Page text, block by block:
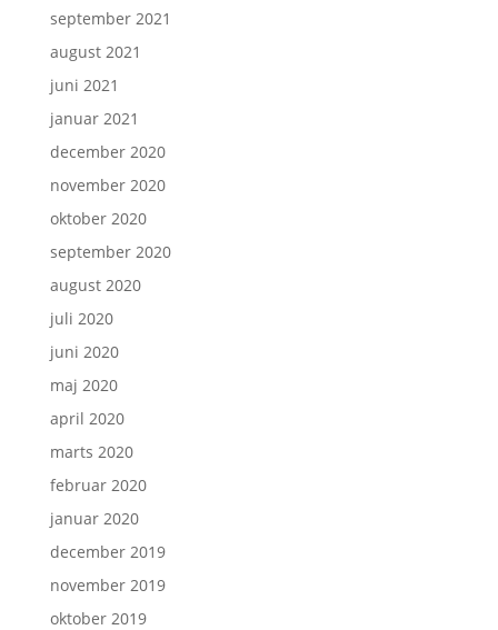
september 2021
august 2021
juni 2021
januar 2021
december 2020
november 2020
oktober 2020
september 2020
august 2020
juli 2020
juni 2020
maj 2020
april 2020
marts 2020
februar 2020
januar 2020
december 2019
november 2019
oktober 2019